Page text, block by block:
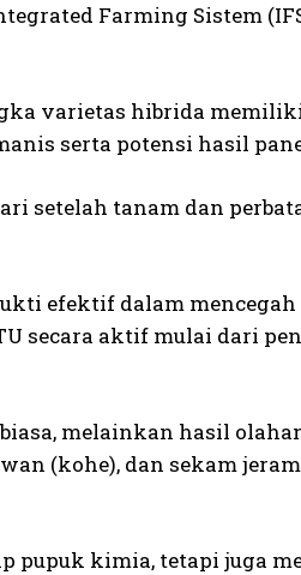
Farming Sistem
varietas hibrida
serta potensi hasil
setelah tanam dan
efektif dalam
secara aktif mulai dari
melainkan hasil
(kohe), dan sekam
pupuk kimia, tetapi juga